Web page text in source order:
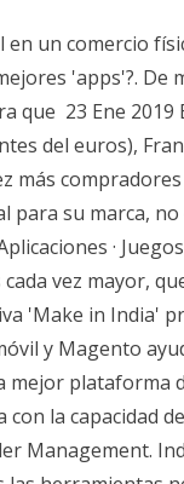
en un comercio
'apps'?.
que 23 Ene 2019
del euros),
más
para su marca,
·
vez mayor,
'Make in India'
y Magento
plataforma
la capacidad
Management.